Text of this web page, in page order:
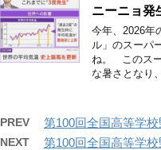
ニーニョ発
今年、2026年
ル」のスーパ
ね。 このス
な暑さとなり
PREV 第100回全国高等学
NEXT 第100回全国高等学